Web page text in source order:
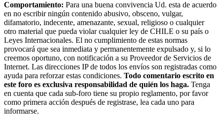
Comportamiento: Para una buena convivencia Ud. esta de acuerdo
en no escribir ningún contenido abusivo, obsceno, vulgar,
difamatorio, indecente, amenazante, sexual, religioso o cualquier
otro material que pueda violar cualquier ley de CHILE o su país o
Leyes Internacionales. El no cumplimiento de estas normas
provocará que sea inmediata y permanentemente expulsado y, si lo
creemos oportuno, con notificación a su Proveedor de Servicios de
Internet. Las direcciones IP de todos los envíos son registradas como
ayuda para reforzar estas condiciones. Todo comentario escrito en
este foro es exclusiva responsabilidad de quién los haga. Tenga
en cuenta que cada sub-foro tiene su propio reglamento, por favor
como primera acción después de registrase, lea cada uno para
informarse.